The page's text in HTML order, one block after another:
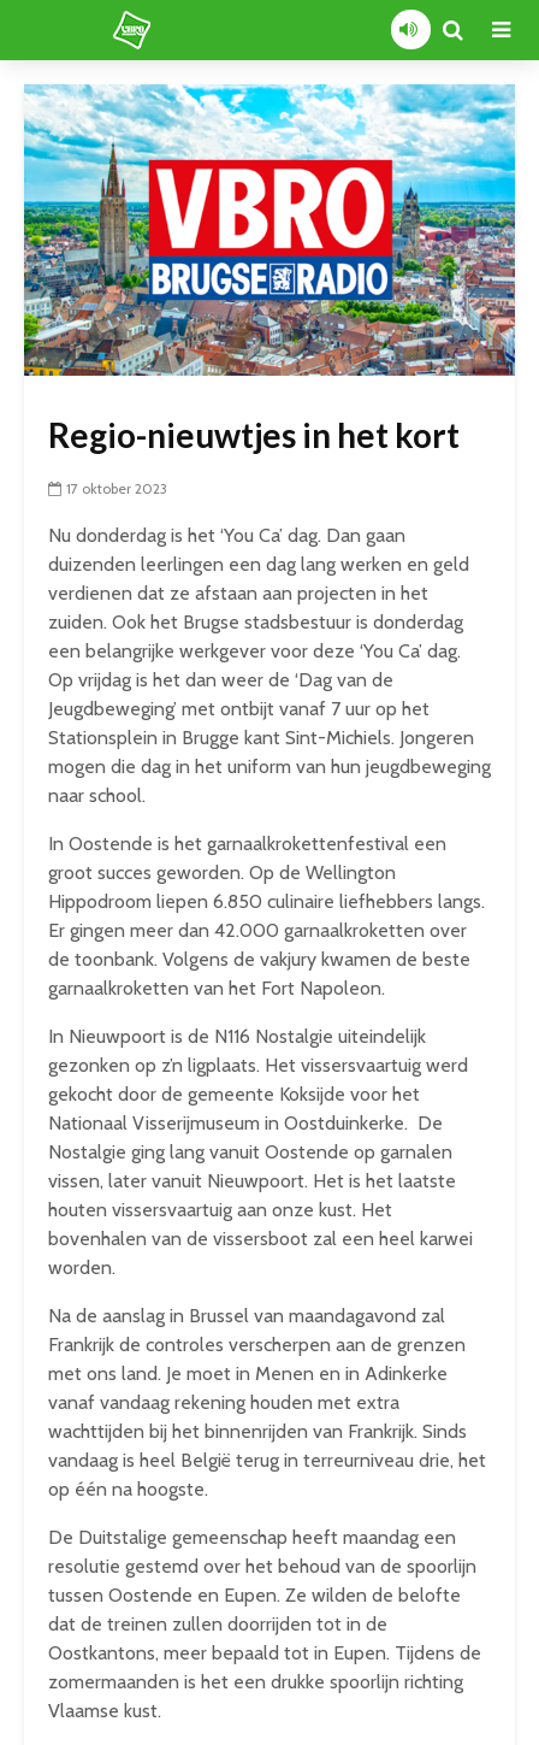
Regio-nieuwtjes in het kort
17 oktober 2023
Nu donderdag is het ‘You Ca’ dag. Dan gaan
duizenden leerlingen een dag lang werken en geld
verdienen dat ze afstaan aan projecten in het
zuiden. Ook het Brugse stadsbestuur is donderdag
een belangrijke werkgever voor deze ‘You Ca’ dag.
Op vrijdag is het dan weer de ‘Dag van de
Jeugdbeweging’ met ontbijt vanaf 7 uur op het
Stationsplein in Brugge kant Sint-Michiels. Jongeren
mogen die dag in het uniform van hun jeugdbeweging
naar school.
In Oostende is het garnaalkrokettenfestival een
groot succes geworden. Op de Wellington
Hippodroom liepen 6.850 culinaire liefhebbers langs.
Er gingen meer dan 42.000 garnaalkroketten over
de toonbank. Volgens de vakjury kwamen de beste
garnaalkroketten van het Fort Napoleon.
In Nieuwpoort is de N116 Nostalgie uiteindelijk
gezonken op z’n ligplaats. Het vissersvaartuig werd
gekocht door de gemeente Koksijde voor het
Nationaal Visserijmuseum in Oostduinkerke. De
Nostalgie ging lang vanuit Oostende op garnalen
vissen, later vanuit Nieuwpoort. Het is het laatste
houten vissersvaartuig aan onze kust. Het
bovenhalen van de vissersboot zal een heel karwei
worden.
Na de aanslag in Brussel van maandagavond zal
Frankrijk de controles verscherpen aan de grenzen
met ons land. Je moet in Menen en in Adinkerke
vanaf vandaag rekening houden met extra
wachttijden bij het binnenrijden van Frankrijk. Sinds
vandaag is heel België terug in terreurniveau drie, het
op één na hoogste.
De Duitstalige gemeenschap heeft maandag een
resolutie gestemd over het behoud van de spoorlijn
tussen Oostende en Eupen. Ze wilden de belofte
dat de treinen zullen doorrijden tot in de
Oostkantons, meer bepaald tot in Eupen. Tijdens de
zomermaanden is het een drukke spoorlijn richting
Vlaamse kust.